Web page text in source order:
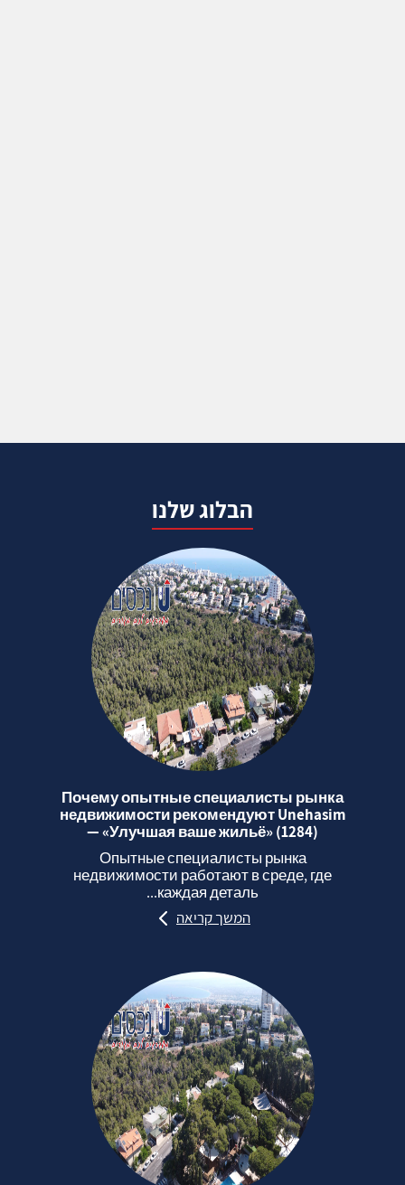
הבלוג שלנו
Почему опытные специалисты рынка
недвижимости рекомендуют Unehasim
— «Улучшая ваше жильё» (1284)
Опытные специалисты рынка
недвижимости работают в среде, где
каждая деталь...
המשך קריאה